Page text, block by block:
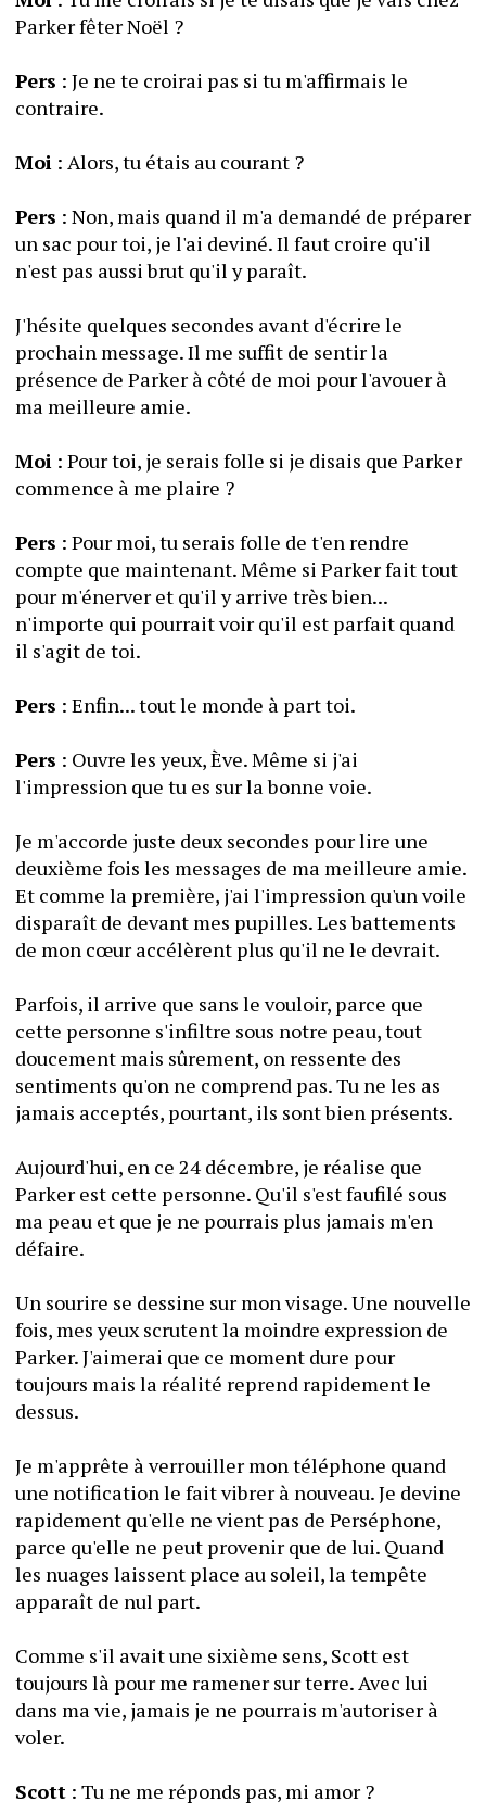
Parker fêter Noël ?
Pers : Je ne te croirai pas si tu m'affirmais le
contraire.
Moi : Alors, tu étais au courant ?
Pers : Non, mais quand il m'a demandé de préparer
un sac pour toi, je l'ai deviné. Il faut croire qu'il
n'est pas aussi brut qu'il y paraît.
J'hésite quelques secondes avant d'écrire le
prochain message. Il me suffit de sentir la
présence de Parker à côté de moi pour l'avouer à
ma meilleure amie.
Moi : Pour toi, je serais folle si je disais que Parker
commence à me plaire ?
Pers : Pour moi, tu serais folle de t'en rendre
compte que maintenant. Même si Parker fait tout
pour m'énerver et qu'il y arrive très bien...
n'importe qui pourrait voir qu'il est parfait quand
il s'agit de toi.
Pers : Enfin... tout le monde à part toi.
Pers : Ouvre les yeux, Ève. Même si j'ai
l'impression que tu es sur la bonne voie.
Je m'accorde juste deux secondes pour lire une
deuxième fois les messages de ma meilleure amie.
Et comme la première, j'ai l'impression qu'un voile
disparaît de devant mes pupilles. Les battements
de mon cœur accélèrent plus qu'il ne le devrait.
Parfois, il arrive que sans le vouloir, parce que
cette personne s'infiltre sous notre peau, tout
doucement mais sûrement, on ressente des
sentiments qu'on ne comprend pas. Tu ne les as
jamais acceptés, pourtant, ils sont bien présents.
Aujourd'hui, en ce 24 décembre, je réalise que
Parker est cette personne. Qu'il s'est faufilé sous
ma peau et que je ne pourrais plus jamais m'en
défaire.
Un sourire se dessine sur mon visage. Une nouvelle
fois, mes yeux scrutent la moindre expression de
Parker. J'aimerai que ce moment dure pour
toujours mais la réalité reprend rapidement le
dessus.
Je m'apprête à verrouiller mon téléphone quand
une notification le fait vibrer à nouveau. Je devine
rapidement qu'elle ne vient pas de Perséphone,
parce qu'elle ne peut provenir que de lui. Quand
les nuages laissent place au soleil, la tempête
apparaît de nul part.
Comme s'il avait une sixième sens, Scott est
toujours là pour me ramener sur terre. Avec lui
dans ma vie, jamais je ne pourrais m'autoriser à
voler.
Scott : Tu ne me réponds pas, mi amor ?